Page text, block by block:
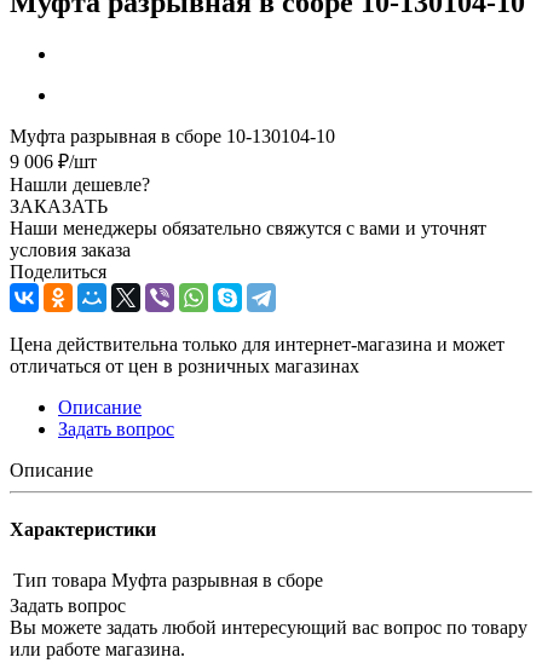
Муфта разрывная в сборе 10-130104-10
9 006 ₽/шт
Нашли дешевле?
ЗАКАЗАТЬ
Наши менеджеры обязательно свяжутся с вами и уточнят
условия заказа
Поделиться
Цена действительна только для интернет-магазина и может
отличаться от цен в розничных магазинах
Описание
Задать вопрос
Описание
Характеристики
Тип товара Муфта разрывная в сборе
Задать вопрос
Вы можете задать любой интересующий вас вопрос по товару
или работе магазина.